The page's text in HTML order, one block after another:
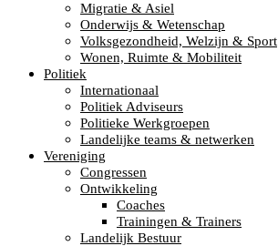
Migratie & Asiel
Onderwijs & Wetenschap
Volksgezondheid, Welzijn & Sport
Wonen, Ruimte & Mobiliteit
Politiek
Internationaal
Politiek Adviseurs
Politieke Werkgroepen
Landelijke teams & netwerken
Vereniging
Congressen
Ontwikkeling
Coaches
Trainingen & Trainers
Landelijk Bestuur